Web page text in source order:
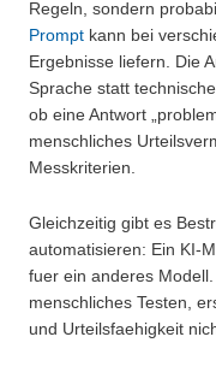
Regeln, sondern
Prompt kann bei
Ergebnisse liefern. Die
Sprache statt
ob eine Antwort
menschliches
Messkriterien.
Gleichzeitig gibt es
automatisieren: Ein KI-
fuer ein anderes
menschliches Testen,
und Urteilsfaehigkeit